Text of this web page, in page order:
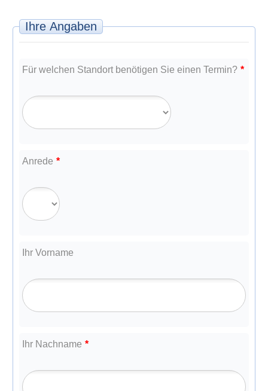
Ihre Angaben
Für welchen Standort benötigen Sie einen Termin? *
Anrede *
Ihr Vorname
Ihr Nachname *